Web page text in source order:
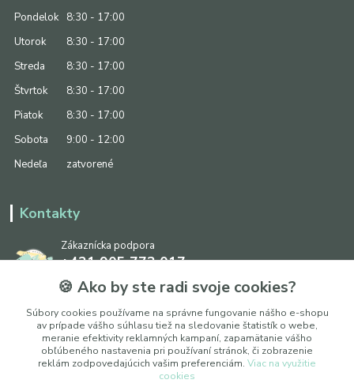
Pondelok
8:30 - 17:00
Utorok
8:30 - 17:00
Streda
8:30 - 17:00
Štvrtok
8:30 - 17:00
Piatok
8:30 - 17:00
Sobota
9:00 - 12:00
Nedeľa
zatvorené
Kontakty
Zákaznícka podpora
+421 905 773 017
(Po-Pia, 8:30 - 17:00, So: 9:00 - 12:00)
info@ipapier.sk
🍪 Ako by ste radi svoje cookies?
Súbory cookies používame na správne fungovanie nášho e-shopu
av prípade vášho súhlasu tiež na sledovanie štatistík o webe,
meranie efektivity reklamných kampaní, zapamätanie vášho
obľúbeného nastavenia pri používaní stránok, či zobrazenie
reklám zodpovedajúcich vašim preferenciám. Viac na využitie
cookies